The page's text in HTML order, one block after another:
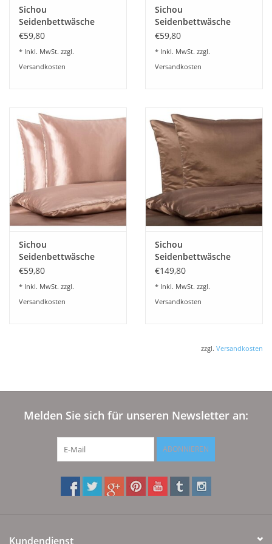
Sichou
Seidenbettwäsche
Satin umbragrau Uni
Maulbeerseide
€59,80
* Inkl. MwSt. zzgl.
Versandkosten
Sichou
Seidenbettwäsche
Satin gold-champagner
Maulbeerseide
€59,80
* Inkl. MwSt. zzgl.
Versandkosten
Sichou
Seidenbettwäsche
Satin blassbraun Uni
Maulbeerseide
€59,80
* Inkl. MwSt. zzgl.
Versandkosten
Sichou
Seidenbettwäsche
Satin nußbraun Uni
Maulbeerseide
€149,80
* Inkl. MwSt. zzgl.
Versandkosten
zzgl. Versandkosten
Melden Sie sich für unseren Newsletter an:
ABONNIEREN
Kundendienst